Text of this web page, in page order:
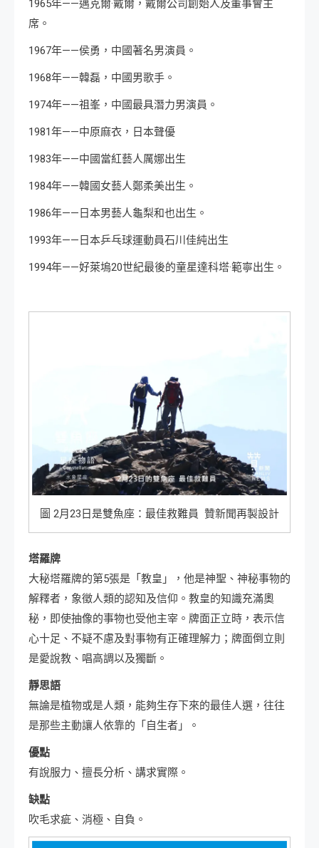
1965年——邁克爾·戴爾，戴爾公司創始人及董事會主
席。
1967年——侯勇，中國著名男演員。
1968年——韓磊，中國男歌手。
1974年——祖峯，中國最具潛力男演員。
1981年——中原麻衣，日本聲優
1983年——中國當紅藝人厲娜出生
1984年——韓國女藝人鄭柔美出生。
1986年——日本男藝人龜梨和也出生。
1993年——日本乒乓球運動員石川佳純出生
1994年——好萊塢20世紀最後的童星達科塔·範寧出生。
圖 2月23日是雙魚座：最佳救難員 贊新聞再製設計
塔羅牌
大秘塔羅牌的第5張是「教皇」，他是神聖、神秘事物的
解釋者，象徵人類的認知及信仰。教皇的知識充滿奧
秘，即使抽像的事物也受他主宰。牌面正立時，表示信
心十足、不疑不慮及對事物有正確理解力；牌面倒立則
是愛說教、唱高調以及獨斷。
靜思語
無論是植物或是人類，能夠生存下來的最佳人選，往往
是那些主動讓人依靠的「自生者」。
優點
有說服力、擅長分析、講求實際。
缺點
吹毛求疵、消極、自負。